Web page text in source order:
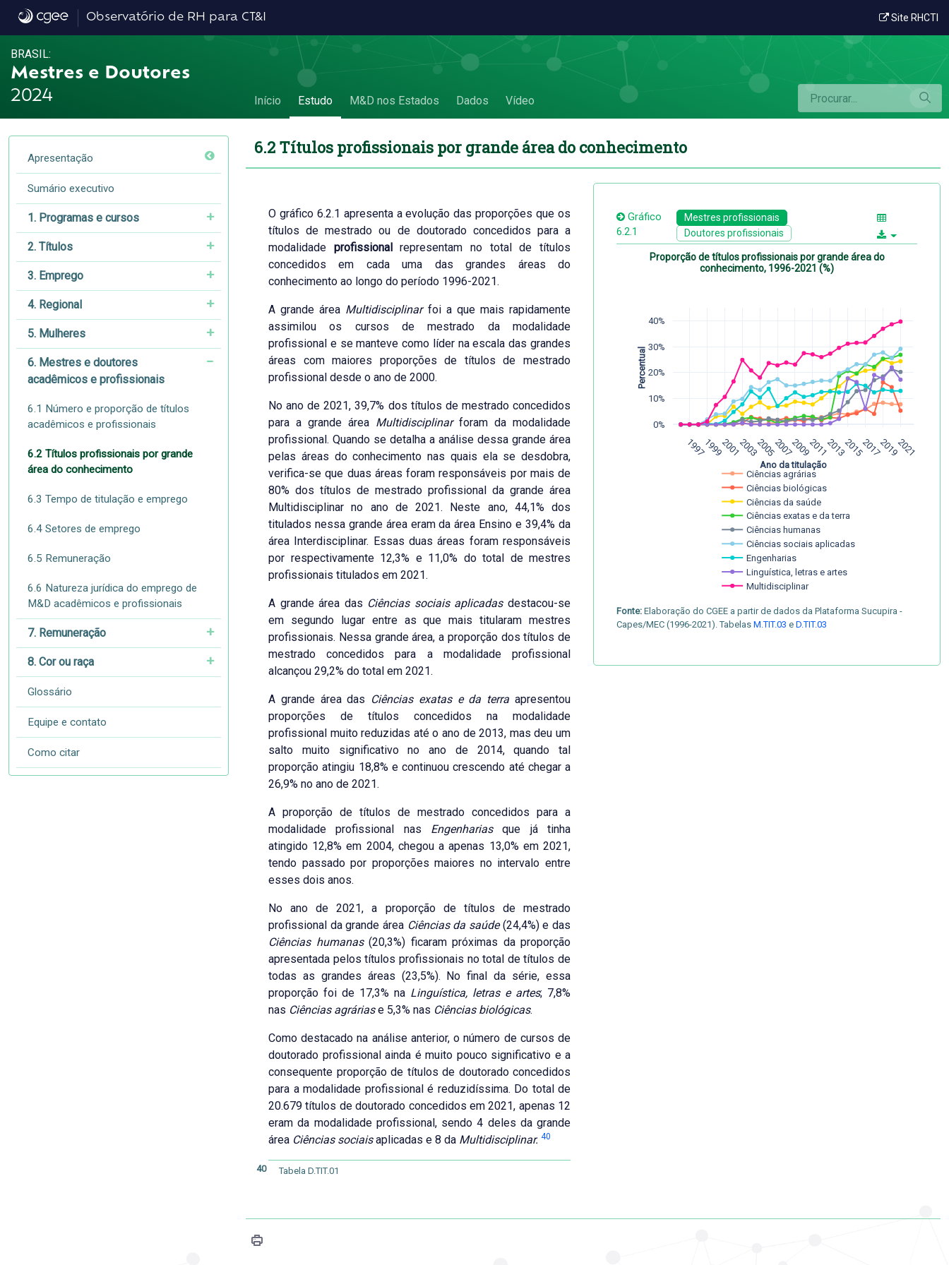
6.2 Títulos profissionais por grande área do conhecimento - 6.2 Títulos profissionais por grande área do conhecimento
Observatório de RH para CT&I Site RHCTI
BRASIL:
Mestres e Doutores
2024
Início Estudo M&D nos Estados Dados Vídeo
Apresentação
Sumário executivo
1. Programas e cursos
2. Títulos
3. Emprego
4. Regional
5. Mulheres
6. Mestres e doutores
acadêmicos e profissionais
6.1 Número e proporção de títulos
acadêmicos e profissionais
6.2 Títulos profissionais por grande
área do conhecimento
6.3 Tempo de titulação e emprego
6.4 Setores de emprego
6.5 Remuneração
6.6 Natureza jurídica do emprego de
M&D acadêmicos e profissionais
7. Remuneração
8. Cor ou raça
Glossário
Equipe e contato
Como citar
6.2 Títulos profissionais por grande área do conhecimento
O gráfico 6.2.1 apresenta a evolução das proporções que os
títulos de mestrado ou de doutorado concedidos para a
modalidade profissionalrepresentam no total de títulos
concedidos em cada uma das grandes áreas do
conhecimento ao longo do período 1996-2021.
A grande área Multidisciplinar foi a que mais rapidamente
assimilou os cursos de mestrado da modalidade
profissional e se manteve como líder na escala das grandes
áreas com maiores proporções de títulos de mestrado
profissional desde o ano de 2000.
No ano de 2021, 39,7% dos títulos de mestrado concedidos
para a grande área Multidisciplinar foram da modalidade
profissional. Quando se detalha a análise dessa grande área
pelas áreas do conhecimento nas quais ela se desdobra,
verifica-se que duas áreas foram responsáveis por mais de
80% dos títulos de mestrado profissional da grande área
Multidisciplinar no ano de 2021. Neste ano, 44,1% dos
titulados nessa grande área eram da área Ensino e 39,4% da
área Interdisciplinar. Essas duas áreas foram responsáveis
por respectivamente 12,3% e 11,0% do total de mestres
profissionais titulados em 2021.
A grande área das Ciências sociais aplicadasdestacou-se
em segundo lugar entre as que mais titularam mestres
profissionais. Nessa grande área, a proporção dos títulos de
mestrado concedidos para a modalidade profissional
alcançou 29,2% do total em 2021.
A grande área das Ciências exatas e da terra apresentou
proporções de títulos concedidos na modalidade
profissional muito reduzidas até o ano de 2013, mas deu um
salto muito significativo no ano de 2014, quando tal
proporção atingiu 18,8% e continuou crescendo até chegar a
26,9% no ano de 2021.
A proporção de títulos de mestrado concedidos para a
modalidade profissional nas Engenhariasque já tinha
atingido 12,8% em 2004, chegou a apenas 13,0% em 2021,
tendo passado por proporções maiores no intervalo entre
esses dois anos.
No ano de 2021, a proporção de títulos de mestrado
profissional da grande área Ciências da saúde(24,4%) e das
Ciências humanas(20,3%) ficaram próximas da proporção
apresentada pelos títulos profissionais no total de títulos de
todas as grandes áreas (23,5%). No final da série, essa
proporção foi de 17,3% na Linguística, letras e artes; 7,8%
nas Ciências agráriase 5,3% nas Ciências biológicas.
Como destacado na análise anterior, o número de cursos de
doutorado profissional ainda é muito pouco significativo e a
consequente proporção de títulos de doutorado concedidos
para a modalidade profissional é reduzidíssima. Do total de
20.679 títulos de doutorado concedidos em 2021, apenas 12
eram da modalidade profissional, sendo 4 deles da grande
área Ciências sociaisaplicadas e 8 da Multidisciplinar. 40
40 Tabela D.TIT.01
Gráfico
6.2.1
Mestres profissionais
Doutores profissionais
Proporção de títulos profissionais por grande área do
conhecimento, 1996-2021 (%)
1997199920012003200520072009201120132015201720192021
0%
10%
20%
30%
40%
Ciências agrárias
Ciências biológicas
Ciências da saúde
Ciências exatas e da terra
Ciências humanas
Ciências sociais aplicadas
Engenharias
Linguística, letras e artes
Multidisciplinar
Ano da titulação
Percentual
Fonte: Elaboração do CGEE a partir de dados da Plataforma Sucupira -
Capes/MEC (1996-2021). Tabelas M.TIT.03 e D.TIT.03